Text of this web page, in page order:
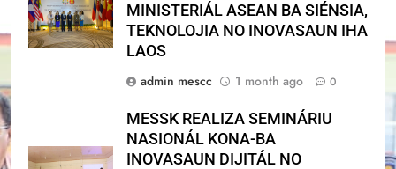
MINISTERIÁL ASEAN BA SIÉNSIA,
TEKNOLOJIA NO INOVASAUN IHA
LAOS
admin mescc
1 month ago 0
MESSK REALIZA SEMINÁRIU
NASIONÁL KONA-BA
INOVASAUN DIJITÁL NO